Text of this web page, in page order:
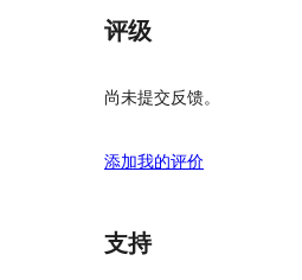
评级
尚未提交反馈。
添加我的评价
支持